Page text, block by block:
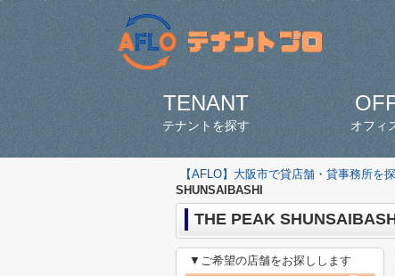
TENANT
テナントを探す オフィ
【AFLO】大阪市で貸店舗・貸事務所を
SHUNSAIBASHI
THE PEAK
▼ご希望の店舗をお探しします